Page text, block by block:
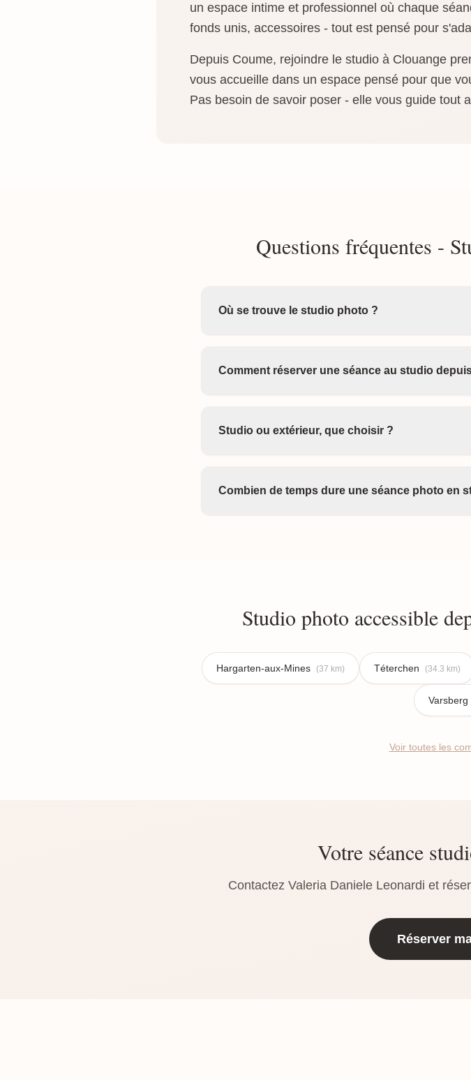
un espace intime et professionnel où chaque
fonds unis, accessoires - tout est pensé pour
Depuis Coume, rejoindre le studio à Clouange
vous accueille dans un espace pensé pour que
Pas besoin de savoir poser - elle vous guide tout
Questions fréquentes -
Où se trouve le studio photo ?
Comment réserver une séance au studio
Studio ou extérieur, que choisir ?
Combien de temps dure une séance photo en
Studio photo accessible
Hargarten-aux-Mines (37 km) Téterchen (34.3 km)
Varsberg
Voir toutes les
Votre séance
Contactez Valeria Daniele Leonardi et
Réserver